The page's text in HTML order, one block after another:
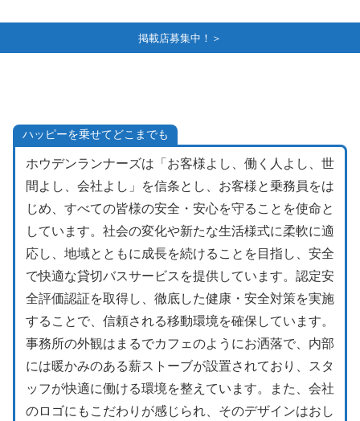
掲載店募集中！＞
ハッピーを乗せてどこまでも
ホウデンランナーズは「お客様よし、働く人よし、世
間よし、会社よし」を信条とし、お客様と乗務員をは
じめ、すべての皆様の安全・安心を守ることを使命と
しています。社会の変化や新たな生活様式に柔軟に適
応し、地域とともに成長を続けることを目指し、安全
で快適な貸切バスサービスを提供しています。認定安
全評価認証を取得し、徹底した健康・安全対策を実施
することで、信頼される移動環境を確保しています。
事務所の外観はまるでカフェのようにお洒落で、内部
には暖かみのある薪ストーブが設置されており、スタ
ッフが快適に働ける環境を整えています。また、会社
のロゴにもこだわりが感じられ、そのデザインはおし